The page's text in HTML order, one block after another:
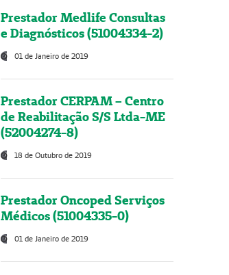
Prestador Medlife Consultas
e Diagnósticos (51004334-2)
01 de Janeiro de 2019
Prestador CERPAM – Centro
de Reabilitação S/S Ltda-ME
(52004274-8)
18 de Outubro de 2019
Prestador Oncoped Serviços
Médicos (51004335-0)
01 de Janeiro de 2019